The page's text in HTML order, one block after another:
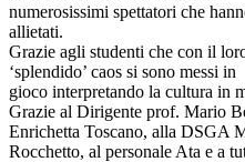
numerosissimi spettatori che
allietati.
Grazie agli studenti che con il
‘splendido’ caos si sono messi in
gioco interpretando la cultura in
Grazie al Dirigente prof. Mario
Enrichetta Toscano, alla DSGA
Rocchetto, al personale Ata e a